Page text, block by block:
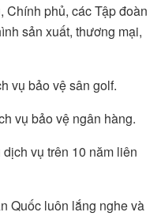
phủ, các Tập đoàn
sản xuất, thương mại,
vụ bảo vệ sân golf.
vụ bảo vệ ngân hàng.
vụ trên 10 năm liên
Quốc luôn lắng nghe và